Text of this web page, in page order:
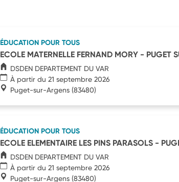
ÉDUCATION POUR TOUS
ECOLE MATERNELLE FERNAND MORY - PUGET
DSDEN DEPARTEMENT DU VAR
À partir du 21 septembre 2026
Puget-sur-Argens (83480)
ÉDUCATION POUR TOUS
ECOLE ELEMENTAIRE LES PINS PARASOLS -
DSDEN DEPARTEMENT DU VAR
À partir du 21 septembre 2026
Puget-sur-Argens (83480)